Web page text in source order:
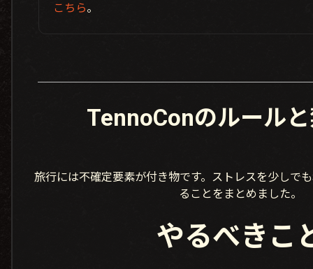
こちら。
TennoConのルール
旅行には不確定要素が付き物です。ストレスを少しで
ることをまとめました。
やるべきこ